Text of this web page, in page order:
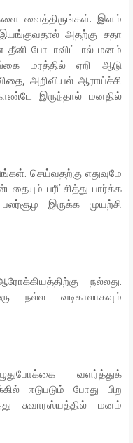
வைத்திருங்கள். இளம்
இயங்குவதால் அதற்கு சதா
தீனி போடாவிட்டால் மனம்
மரத்தில் ஏறி ஆடு
அறிவியல் ஆராய்ச்சி
இருந்தால் மனதில்
செய்வதற்கு எதுவுமே
பரீட்சித்து பார்க்க
இருக்க முயற்சி
நல்லது.
நல்ல வடிகாலாகவும்
வளர்த்துக்
ஈடுபடும் போது பிற
சுவாரஸ்யத்தில் மனம்